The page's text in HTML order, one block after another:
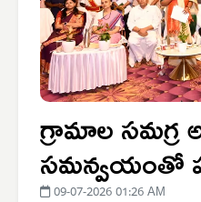
గ్రామాల సమగ్ర
09-07-2026 01:26 AM